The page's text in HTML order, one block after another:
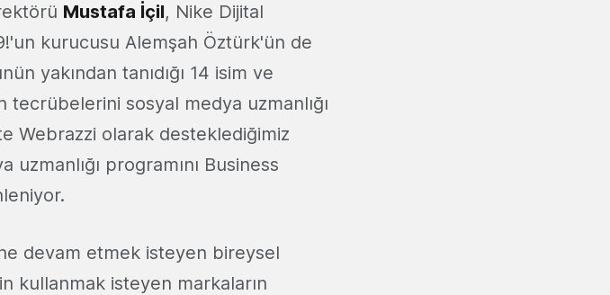
Mustafa İçil, Nike Dijital
kurucusu Alemşah Öztürk'ün de
yakından tanıdığı 14 isim ve
sosyal medya uzmanlığı
Webrazzi olarak desteklediğimiz
programını Business
devam etmek isteyen bireysel
kullanmak isteyen markaların